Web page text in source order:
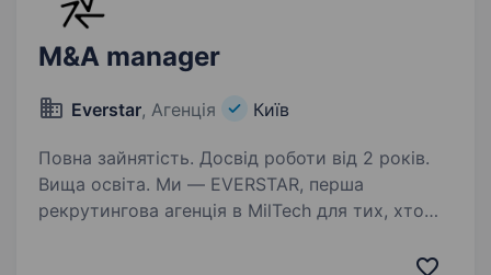
M&A manager
Everstar, Агенція Київ
Повна зайнятість. Досвід роботи від 2 років.
Вища освіта. Ми — EVERSTAR, перша
рекрутингова агенція в MilTech для тих, хто